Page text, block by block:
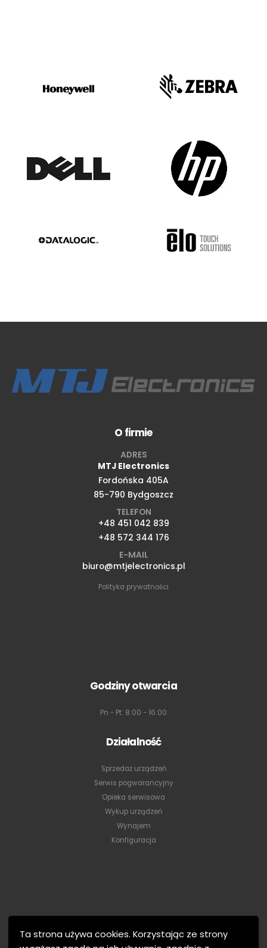
Ta strona używa cookies. Korzystając ze strony
O firmie
ADRES
MTJ Electronics
Fordońska 405A
85-790 Bydgoszcz
TELEFON
+48 451 042 839
+48 572 344 176
E-MAIL
biuro@mtjelectronics.pl
Polityka prywatności
Godziny otwarcia
Pn - Pt: 8:00 - 16:00
Działalność
Sprzedaż urządzeń
Serwis pogwarancyjny
Opieka serwisowa
Wykup urządzeń
Wynajem
Konfiguracja